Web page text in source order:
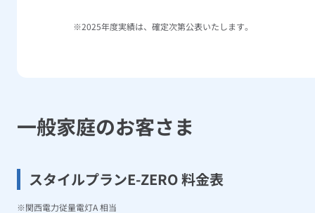
2025年度実績は、確定次第公表いたします。
一般家庭のお客さま
スタイルプランE-ZERO 料金表
関西電力従量電灯A 相当